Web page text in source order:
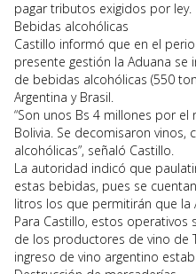
pagar tributos exigidos por ley.
Bebidas alcohólicas
Castillo informó que en el
presente gestión la Aduana se
de bebidas alcohólicas (550
Argentina y Brasil.
“Son unos Bs 4 millones por
Bolivia. Se decomisaron vinos,
alcohólicas”, señaló Castillo.
La autoridad indicó que
estas bebidas, pues se
litros los que permitirán que la
Para Castillo, estos
de los productores de vino de
ingreso de vino argentino